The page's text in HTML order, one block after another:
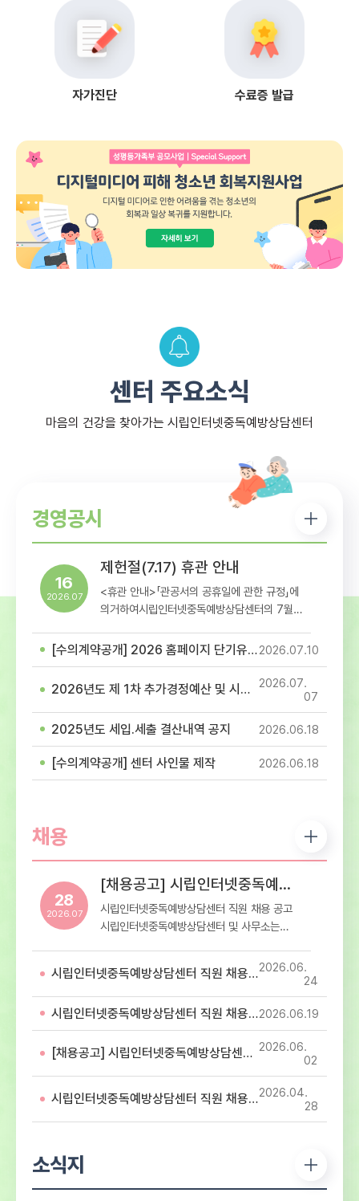
자가진단 수료증 발급
센터 주요소식
마음의 건강을 찾아가는 시립인터넷중독예방상담센터
경영공시
16
2026.07
제헌절(7.17) 휴관 안내
<휴관 안내>「관공서의 공휴일에 관한 규정」에
의거하여시립인터넷중독예방상담센터의 7월
참고하셔서 이용에 착오 없으시길 바랍니다.-
10
2026.07
[수의계약공개] 2026 홈페이지 단기유지보수 용역(홈페이지 이관 및 개발 작업) 계약
07
2026.07
2026년도 제 1차 추가경정예산 및 시설이용료 고시
18
2026.06
2025년도 세입.세출 결산내역 공지
18
2026.06
[수의계약공개] 센터 사인물 제작
채용
28
2026.07
[채용공고] 시립인터넷중독예방상담센터 직원 채용 공고
시립인터넷중독예방상담센터 직원 채용 공고
시립인터넷중독예방상담센터 및 사무소는
서울특별시로부터 위탁받아 운영하는 청소년
디지털미디어 중독 예방상담 전문기관입니다.
아동・청소년의 디지털미디어 중독 예방 및
해소를 위해 함께 할 유능한 인재를 모집하오니
많은 지원 바랍니다. 1. 응시분야 및 응시자격 -
첨부파일 직원 채용 공고문 참조2. 전형방법 및
첨부되어진 양식에 기입하여 제출 서류전형 및
서류심사 합격자 발표 – 2026년 8월 14일
전문성 정도40직무 수행 능력담당 직무를
24
2026.06
시립인터넷중독예방상담센터 직원 채용 최종합격자 공고
19
2026.06
시립인터넷중독예방상담센터 직원 채용 서류심사 합격자 공고
02
2026.06
[채용공고] 시립인터넷중독예방상담센터 직원 채용 공고
28
2026.04
시립인터넷중독예방상담센터 직원 채용 최종합격자 공고
소식지